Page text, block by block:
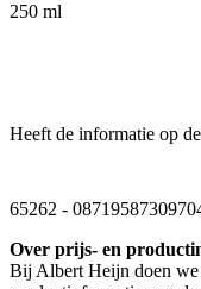
250 ml
Heeft de informatie op
65262 -
Over prijs- en
Bij Albert Heijn doen we